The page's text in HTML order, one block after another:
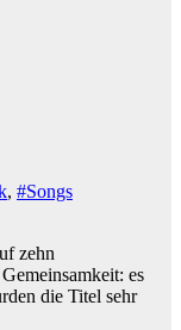
, #Songs
zehn
es
die Titel sehr